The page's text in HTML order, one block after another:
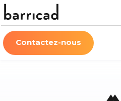
Contactez-nous